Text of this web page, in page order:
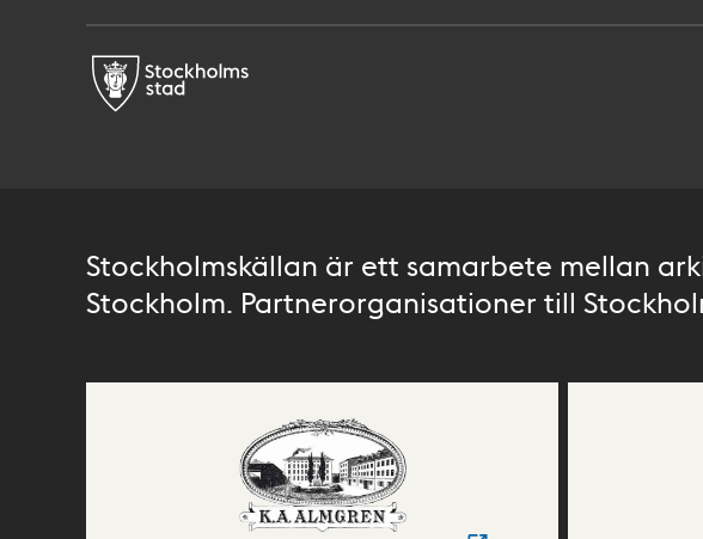
Stockholmskällan är ett samarbete mellan
Stockholm. Partnerorganisationer till